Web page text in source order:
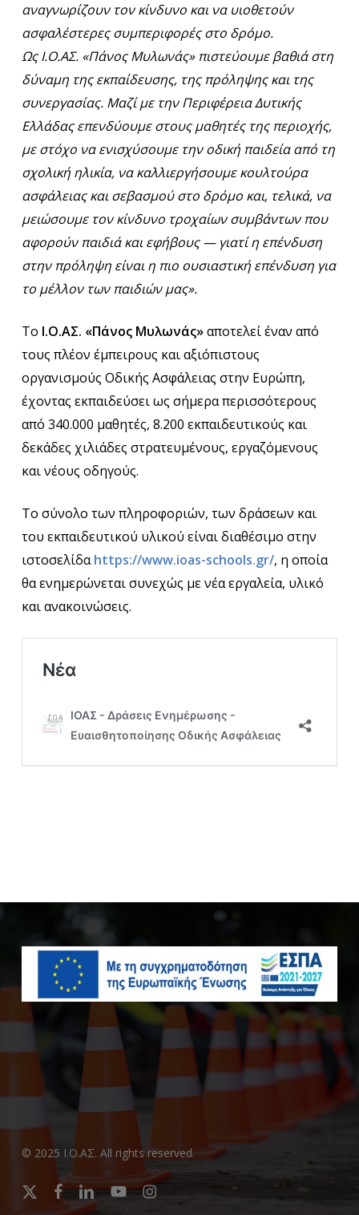
αναγνωρίζουν τον κίνδυνο και να υιοθετούν
ασφαλέστερες συμπεριφορές στο δρόμο.
Ως Ι.Ο.ΑΣ. «Πάνος Μυλωνάς» πιστεύουμε βαθιά στη
δύναμη της εκπαίδευσης, της πρόληψης και της
συνεργασίας. Μαζί με την Περιφέρεια Δυτικής
Ελλάδας επενδύουμε στους μαθητές της περιοχής,
με στόχο να ενισχύσουμε την οδική παιδεία από τη
σχολική ηλικία, να καλλιεργήσουμε κουλτούρα
ασφάλειας και σεβασμού στο δρόμο και, τελικά, να
μειώσουμε τον κίνδυνο τροχαίων συμβάντων που
αφορούν παιδιά και εφήβους — γιατί η επένδυση
στην πρόληψη είναι η πιο ουσιαστική επένδυση για
το μέλλον των παιδιών μας».
Το Ι.Ο.ΑΣ. «Πάνος Μυλωνάς»αποτελεί έναν από
τους πλέον έμπειρους και αξιόπιστους
οργανισμούς Οδικής Ασφάλειας στην Ευρώπη,
έχοντας εκπαιδεύσει ως σήμερα περισσότερους
από 340.000 μαθητές, 8.200 εκπαιδευτικούς και
δεκάδες χιλιάδες στρατευμένους, εργαζόμενους
και νέους οδηγούς.
Το σύνολο των πληροφοριών, των δράσεων και
του εκπαιδευτικού υλικού είναι διαθέσιμο στην
ιστοσελίδαhttps://www.ioas-schools.gr/, η οποία
θα ενημερώνεται συνεχώς με νέα εργαλεία, υλικό
και ανακοινώσεις.
© 2025 Ι.Ο.ΑΣ. All rights reserved.
x-
facebook
linkedinyoutubeinstagram